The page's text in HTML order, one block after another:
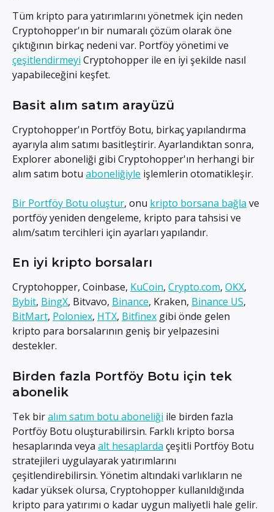
Tüm kripto para yatırımlarını yönetmek için neden
Cryptohopper'ın bir numaralı çözüm olarak öne
çıktığının birkaç nedeni var. Portföy yönetimi ve
çeşitlendirmeyi Cryptohopper ile en iyi şekilde nasıl
yapabileceğini keşfet.
Basit alım satım arayüzü
Cryptohopper'ın Portföy Botu, birkaç yapılandırma
ayarıyla alım satımı basitleştirir. Ayarlandıktan sonra,
Explorer aboneliği gibi Cryptohopper'ın herhangi bir
alım satım botu aboneliğiyle işlemlerin otomatikleşir.
Bir Portföy Botu oluştur, onu kripto borsana bağla ve
portföy yeniden dengeleme, kripto para tahsisi ve
alım/satım tercihleri için ayarları yapılandır.
En iyi kripto borsaları
Cryptohopper, Coinbase, KuCoin, Crypto.com, OKX,
Bybit, BingX, Bitvavo, Binance, Kraken, Binance US,
BitMart, Poloniex, HTX, Bitfinex gibi önde gelen
kripto para borsalarının geniş bir yelpazesini
destekler.
Birden fazla Portföy Botu için tek
abonelik
Tek bir alım satım botu aboneliği ile birden fazla
Portföy Botu oluşturabilirsin. Farklı kripto borsa
hesaplarında veya alt hesaplarda çeşitli Portföy Botu
stratejileri uygulayarak yatırımlarını
çeşitlendirebilirsin. Yönetim altındaki varlıkların ne
kadar yüksek olursa, Cryptohopper kullanıldığında
kripto para yatırımı o kadar uygun maliyetli hale gelir.